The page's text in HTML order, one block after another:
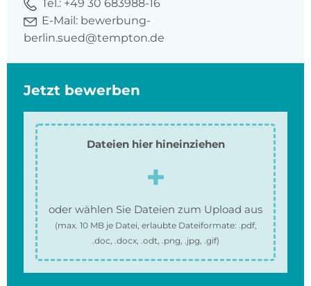
Tel.: +49 30 683988-16
E-Mail: bewerbung-
berlin.sued@tempton.de
Jetzt bewerben
Dateien hier hineinziehen
oder wählen Sie Dateien zum Upload aus
(max. 10 MBje Datei, erlaubte Dateiformate: .pdf,
.doc, .docx, .odt, .png, .jpg, .gif)